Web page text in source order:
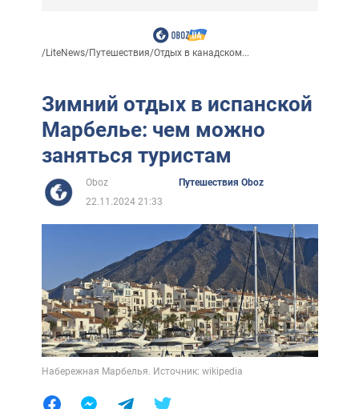
/LiteNews/Путешествия/Отдых в канадском...
Зимний отдых в испанской
Марбелье: чем можно
заняться туристам
Oboz
Путешествия Oboz
22.11.2024 21:33
Набережная Марбелья. Источник: wikipedia